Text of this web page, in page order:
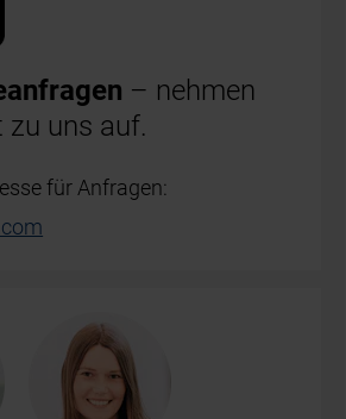
– nehmen
zu uns auf.
für Anfragen: